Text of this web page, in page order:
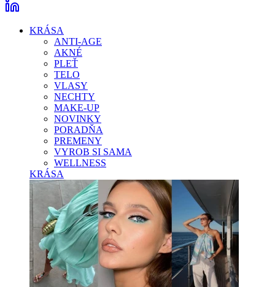
KRÁSA
ANTI-AGE
AKNÉ
PLEŤ
TELO
VLASY
NECHTY
MAKE-UP
NOVINKY
PORADŇA
PREMENY
VYROB SI SAMA
WELLNESS
KRÁSA